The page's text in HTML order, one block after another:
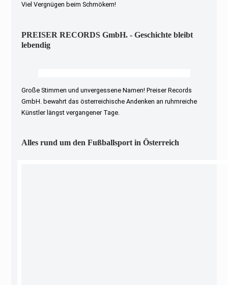
Viel Vergnügen beim Schmökern!
PREISER RECORDS GmbH. - Geschichte bleibt
lebendig
Große Stimmen und unvergessene Namen! Preiser Records
GmbH. bewahrt das österreichische Andenken an ruhmreiche
Künstler längst vergangener Tage.
Alles rund um den Fußballsport in Österreich